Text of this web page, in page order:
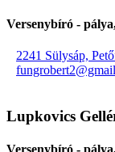
Versenybíró -
2241 Sülysáp,
Lupkovics
Versenybíró -